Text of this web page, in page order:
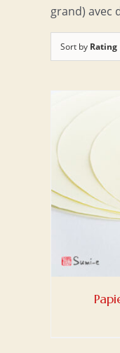
grand) avec
Sort by Rating